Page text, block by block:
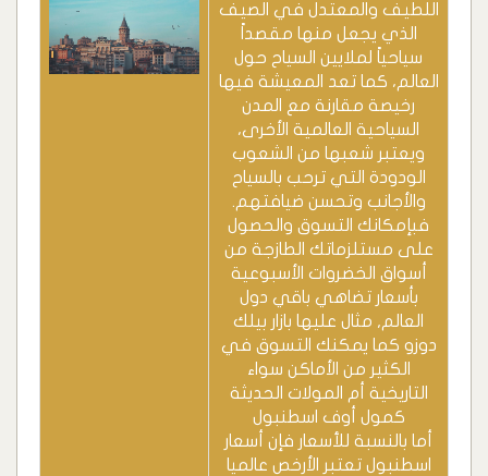
اللطيف والمعتدل في الصيف
الذي يجعل منها مقصداً
سياحياً لملايين السياح حول
العالم، كما تعد المعيشة فيها
رخيصة مقارنة مع المدن
السياحية العالمية الأخرى،
ويعتبر شعبها من الشعوب
الودودة التي ترحب بالسياح
والأجانب وتحسن ضيافتهم.
فبإمكانك التسوق والحصول
على مستلزماتك الطازجة من
أسواق الخضروات الأسبوعية
بأسعار تضاهي باقي دول
العالم, مثال عليها بازار بيلك
دوزو كما يمكنك التسوق في
الكثير من الأماكن سواء
التاريخية أم المولات الحديثة
كمول أوف اسطنبول
أما بالنسبة للأسعار فإن أسعار
اسطنبول تعتبر الأرخص عالميا